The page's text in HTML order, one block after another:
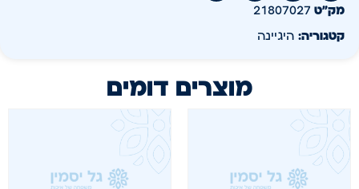
מק״ט 21807027
קטגוריה: היגיינה
מוצרים דומים